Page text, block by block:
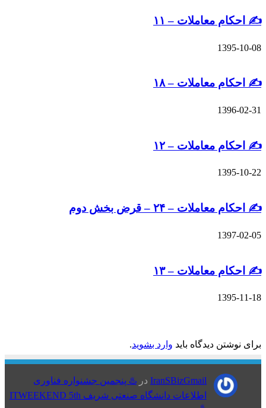
معاملات – ۱۱
معاملات – ۱۸
معاملات – ۱۲
– ۲۴ – قرض بخش دوم
معاملات – ۱۳
دیدگاه بایدوارد بشوید
IranSBizGmailدر♨️ پنجمین جشنواره فناوری
اطلاعات دانشگاه صنعتی شریف ITWEEKEND 5th